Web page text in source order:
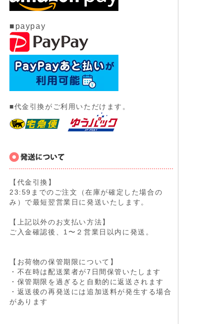
■paypay
■代金引換がご利用いただけます。
【代金引換】
23:59までのご注文（在庫が確定した場合の
み）で最短翌営業日に発送いたします。
【上記以外のお支払い方法】
ご入金確認後、1〜２営業日以内に発送。
【お荷物の保管期限について】
・不在時は配送業者が7日間保管いたします
・保管期限を過ぎると自動的に返送されます
・返送後の再発送には追加送料が発生する場合
があります